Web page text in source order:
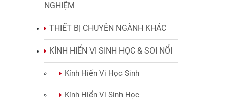
NGHIỆM
THIẾT BỊ CHUYÊN NGÀNH KHÁC
KÍNH HIỂN VI SINH HỌC & SOI NỔI
Kính Hiển Vi Học Sinh
Kính Hiển Vi Sinh Học